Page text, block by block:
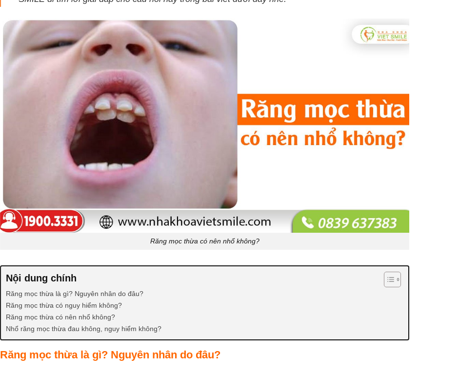
Răng mọc thừa có nên nhổ không?
Nội dung chính
Răng mọc thừa là gì? Nguyên nhân do đâu?
Răng mọc thừa có nguy hiểm không?
Răng mọc thừa có nên nhổ không?
Nhổ răng mọc thừa đau không, nguy hiểm không?
Răng mọc thừa là gì? Nguyên nhân do đâu?